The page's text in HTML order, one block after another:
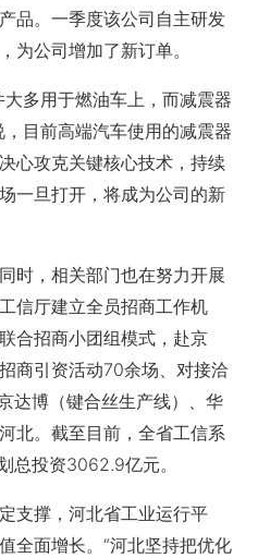
品。一季度该公司自主研发
为公司增加了新订单。
多用于燃油车上，而减震器
目前高端汽车使用的减震器
心攻克关键核心技术，持续
一旦打开，将成为公司的新
，相关部门也在努力开展
信厅建立全员招商工作机
合招商小团组模式，赴京
商引资活动70余场、对接洽
达博（键合丝生产线）、华
北。截至目前，全省工信系
总投资3062.9亿元。
撑，河北省工业运行平
全面增长。“河北坚持把优化